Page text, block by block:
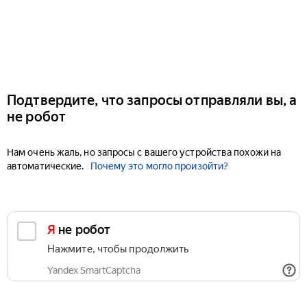
Подтвердите, что запросы отправляли вы, а
не робот
Нам очень жаль, но запросы с вашего устройства похожи на
автоматические.
Почему это могло произойти?
Я не робот
Нажмите, чтобы продолжить
Yandex SmartCaptcha